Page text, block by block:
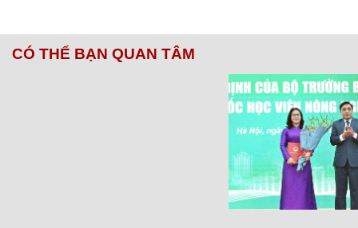
CÓ THỂ BẠN QUAN TÂM